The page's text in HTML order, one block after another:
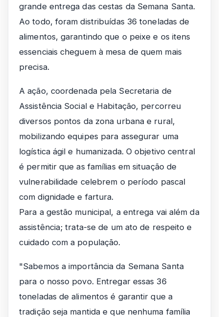
grande entrega das cestas da Semana Santa.
Ao todo, foram distribuídas 36 toneladas de
alimentos, garantindo que o peixe e os itens
essenciais cheguem à mesa de quem mais
precisa.
A ação, coordenada pela Secretaria de
Assistência Social e Habitação, percorreu
diversos pontos da zona urbana e rural,
mobilizando equipes para assegurar uma
logística ágil e humanizada. O objetivo central
é permitir que as famílias em situação de
vulnerabilidade celebrem o período pascal
com dignidade e fartura.
Para a gestão municipal, a entrega vai além da
assistência; trata-se de um ato de respeito e
cuidado com a população.
"Sabemos a importância da Semana Santa
para o nosso povo. Entregar essas 36
toneladas de alimentos é garantir que a
tradição seja mantida e que nenhuma família